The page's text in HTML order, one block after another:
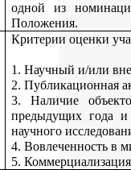
одной из
Положения.
Критерии оценки
1. Научный и/или
2. Публикационная
3. Наличие
предыдущих года
научного
4. Вовлеченность в
5.